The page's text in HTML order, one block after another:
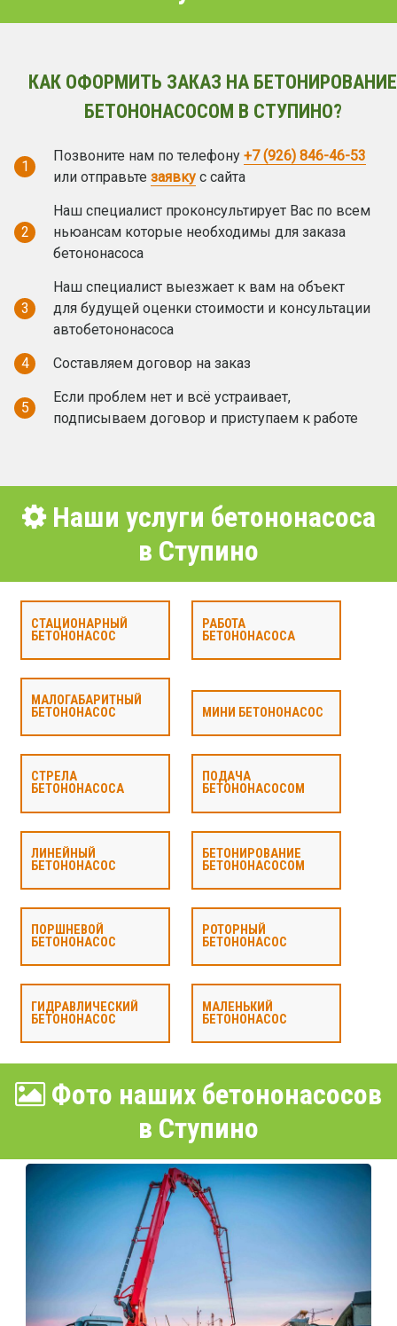
КАК ОФОРМИТЬ ЗАКАЗ НА БЕТОНИРОВАНИЕ
БЕТОНОНАСОСОМ В СТУПИНО?
1
Позвоните нам по телефону +7 (926) 846-46-53
или отправьте заявку с сайта
2
Наш специалист проконсультирует Вас по всем
ньюансам которые необходимы для заказа
бетононасоса
3
Наш специалист выезжает к вам на объект
для будущей оценки стоимости и консультации
автобетононасоса
4
Составляем договор на заказ
5
Если проблем нет и всё устраивает,
подписываем договор и приступаем к работе
Наши услуги бетононасоса
в Ступино
СТАЦИОНАРНЫЙ
БЕТОНОНАСОС
РАБОТА
БЕТОНОНАСОСА
МАЛОГАБАРИТНЫЙ
БЕТОНОНАСОС
МИНИ БЕТОНОНАСОС
СТРЕЛА
БЕТОНОНАСОСА
ПОДАЧА
БЕТОНОНАСОСОМ
ЛИНЕЙНЫЙ
БЕТОНОНАСОС
БЕТОНИРОВАНИЕ
БЕТОНОНАСОСОМ
ПОРШНЕВОЙ
БЕТОНОНАСОС
РОТОРНЫЙ
БЕТОНОНАСОС
ГИДРАВЛИЧЕСКИЙ
БЕТОНОНАСОС
МАЛЕНЬКИЙ
БЕТОНОНАСОС
Фото наших бетононасосов
в Ступино